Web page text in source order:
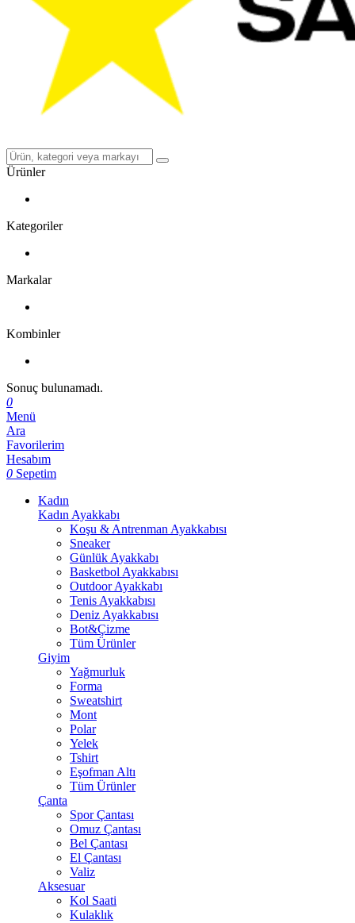
Ürünler
Kategoriler
Markalar
Kombinler
Sonuç bulunamadı.
0
Menü
Ara
Favorilerim
Hesabım
0 Sepetim
Kadın
Kadın Ayakkabı
Koşu & Antrenman Ayakkabısı
Sneaker
Günlük Ayakkabı
Basketbol Ayakkabısı
Outdoor Ayakkabı
Tenis Ayakkabısı
Deniz Ayakkabısı
Bot&Çizme
Tüm Ürünler
Giyim
Yağmurluk
Forma
Sweatshirt
Mont
Polar
Yelek
Tshirt
Eşofman Altı
Tüm Ürünler
Çanta
Spor Çantası
Omuz Çantası
Bel Çantası
El Çantası
Valiz
Aksesuar
Kol Saati
Kulaklık